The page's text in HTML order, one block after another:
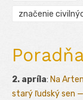
značenie
2. apríla: Na
starý ľudský sen —